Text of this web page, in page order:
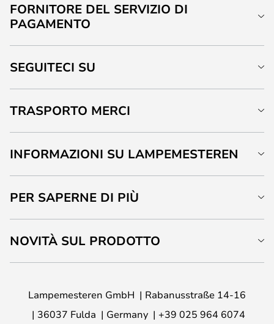
FORNITORE DEL SERVIZIO DI
PAGAMENTO
SEGUITECI SU
TRASPORTO MERCI
INFORMAZIONI SU LAMPEMESTEREN
PER SAPERNE DI PIÙ
NOVITÀ SUL PRODOTTO
Lampemesteren GmbH
Rabanusstraße 14-16
36037 Fulda
Germany +39 025 964 6074